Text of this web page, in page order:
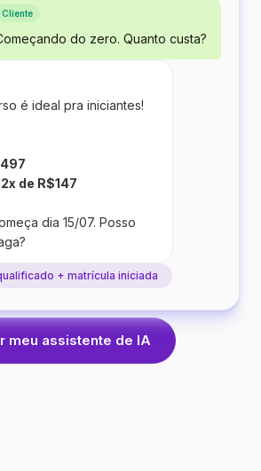
Cliente
do zero. Quanto custa?
é ideal pra iniciantes!
de R$147
dia 15/07. Posso
+ matrícula iniciada
meu assistente de IA